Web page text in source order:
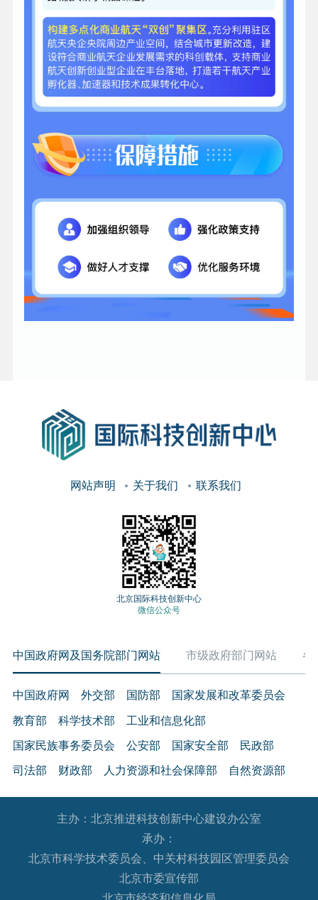
网站声明 关于我们 联系我们
北京国际科技创新中心
微信公众号
中国政府网及国务院部门网站 市级政府部门网站 各
中国政府网 外交部 国防部 国家发展和改革委员会
教育部 科学技术部 工业和信息化部
国家民族事务委员会 公安部 国家安全部 民政部
司法部 财政部 人力资源和社会保障部 自然资源部
生态环境部 住房和城乡建设部 交通运输部 水利部
农业农村部 商务部 文化和旅游部
退役军人事务部
国家语言文字工作委员会
国家航天局 国家原子能机构
主办：北京推进科技创新中心建设办公室
承办：
北京市科学技术委员会、中关村科技园区管理委员会
北京市委宣传部